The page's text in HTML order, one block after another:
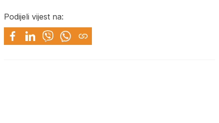
Podijeli vijest na: